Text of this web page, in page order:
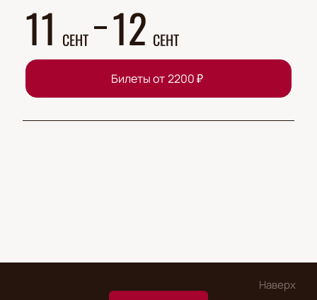
11 СЕНТ 12 СЕНТ
Билеты от2200₽
Наверх